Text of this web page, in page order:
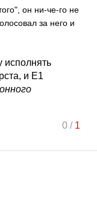
он ни-че-го не
за него и
исполнять
и E1
0/ 1